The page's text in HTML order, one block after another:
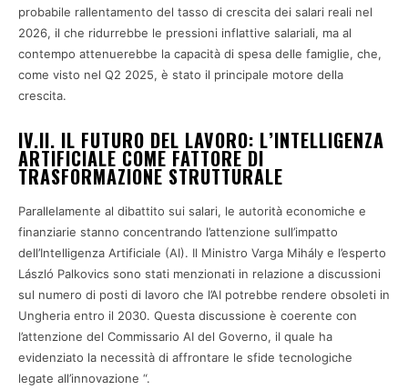
probabile rallentamento del tasso di crescita dei salari reali nel
2026, il che ridurrebbe le pressioni inflattive salariali, ma al
contempo attenuerebbe la capacità di spesa delle famiglie, che,
come visto nel Q2 2025, è stato il principale motore della
crescita.
IV.II. IL FUTURO DEL LAVORO: L’INTELLIGENZA
ARTIFICIALE COME FATTORE DI
TRASFORMAZIONE STRUTTURALE
Parallelamente al dibattito sui salari, le autorità economiche e
finanziarie stanno concentrando l’attenzione sull’impatto
dell’Intelligenza Artificiale (AI). Il Ministro Varga Mihály e l’esperto
László Palkovics sono stati menzionati in relazione a discussioni
sul numero di posti di lavoro che l’AI potrebbe rendere obsoleti in
Ungheria entro il 2030. Questa discussione è coerente con
l’attenzione del Commissario AI del Governo, il quale ha
evidenziato la necessità di affrontare le sfide tecnologiche
legate all’innovazione “.